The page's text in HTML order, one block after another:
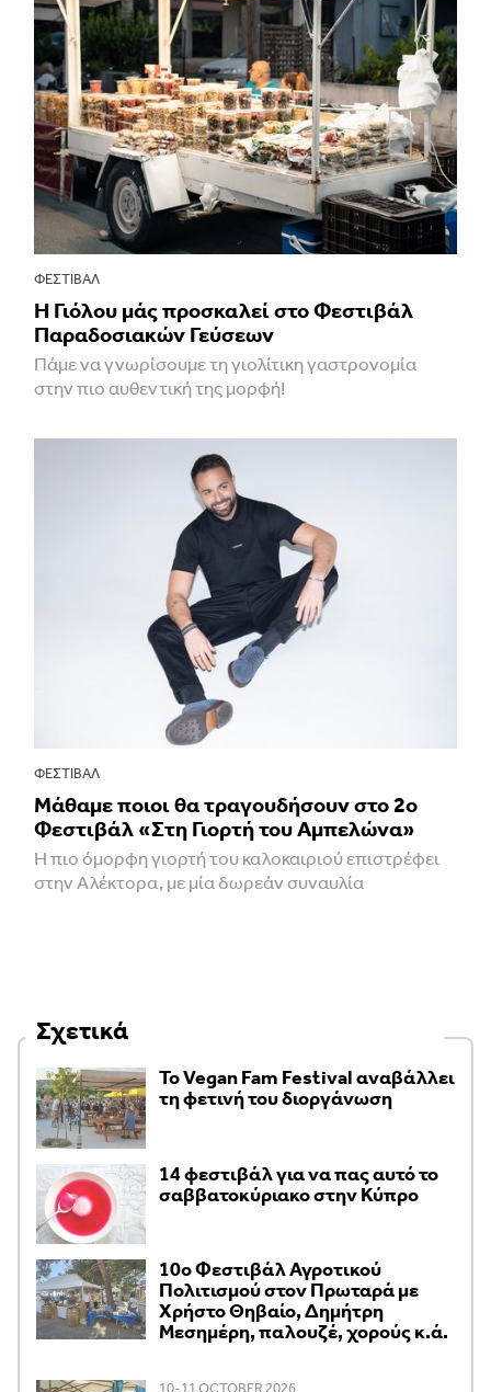
ΦΕΣΤΙΒΑΛ
Η Γιόλου μάς προσκαλεί στο Φεστιβάλ
Παραδοσιακών Γεύσεων
Πάμε να γνωρίσουμε τη γιολίτικη γαστρονομία
στην πιο αυθεντική της μορφή!
ΦΕΣΤΙΒΑΛ
Μάθαμε ποιοι θα τραγουδήσουν στο 2ο
Φεστιβάλ «Στη Γιορτή του Αμπελώνα»
Η πιο όμορφη γιορτή του καλοκαιριού επιστρέφει
στην Αλέκτορα, με μία δωρεάν συναυλία
Σχετικά
Το Vegan Fam Festival αναβάλλει
τη φετινή του διοργάνωση
14 φεστιβάλ για να πας αυτό το
σαββατοκύριακο στην Κύπρο
10ο Φεστιβάλ Αγροτικού
Πολιτισμού στον Πρωταρά με
Χρήστο Θηβαίο, Δημήτρη
Μεσημέρη, παλουζέ, χορούς κ.ά.
10-11 OCTOBER 2026